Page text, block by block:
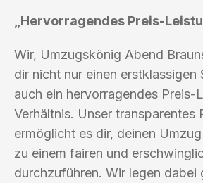
„Hervorragendes Preis-
Wir, Umzugskönig Abend
dir nicht nur einen erstklassigen
auch ein hervorragendes Preis-
Verhältnis. Unser transparentes
ermöglicht es dir, deinen
zu einem fairen und
durchzuführen. Wir legen dabei